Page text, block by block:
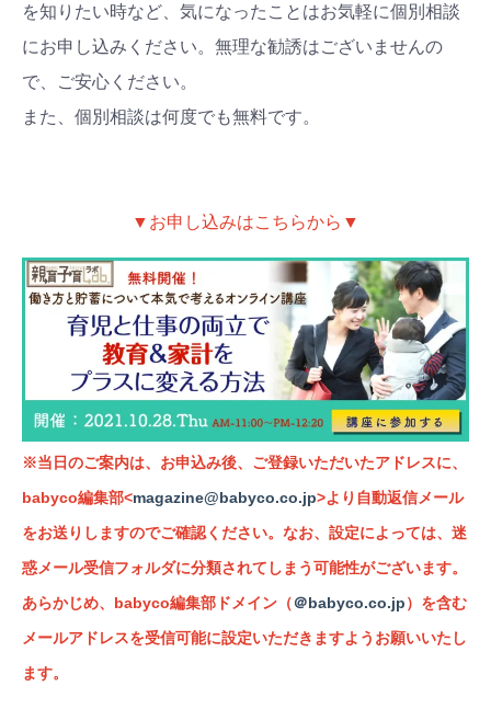
を知りたい時など、気になったことはお気軽に個別相談
にお申し込みください。無理な勧誘はございませんの
で、ご安心ください。
また、個別相談は何度でも無料です。
▼お申し込みはこちらから▼
※当日のご案内は、お申込み後、ご登録いただいたアドレスに、
babyco編集部<magazine@babyco.co.jp>より自動返信メール
をお送りしますのでご確認ください。 なお、設定によっては、迷
惑メール受信フォルダに分類されてしまう可能性がございます。
あらかじめ、babyco編集部ドメイン（ ＠babyco.co.jp ）を含む
メールアドレスを受信可能に設定いただきますようお願いいたし
ます。